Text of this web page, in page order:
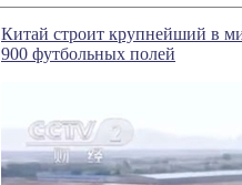
Китай строит крупнейший в
900 футбольных полей